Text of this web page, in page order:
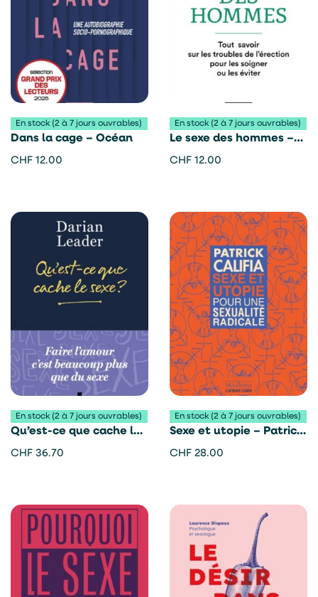
En stock (2 à 7 jours ouvrables)
Dans la cage – Océan
CHF 12.00
En stock (2 à 7 jours ouvrables)
Le sexe des hommes –
Hélène Sussman et
CHF 12.00
En stock (2 à 7 jours ouvrables)
Qu’est-ce que cache le
sexe ? – Darian Leader
CHF 36.70
En stock (2 à 7 jours ouvrables)
Sexe et utopie – Patrick
Califa
CHF 28.00